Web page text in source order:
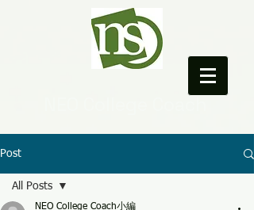
Post
All Posts
NEO College Coach小編